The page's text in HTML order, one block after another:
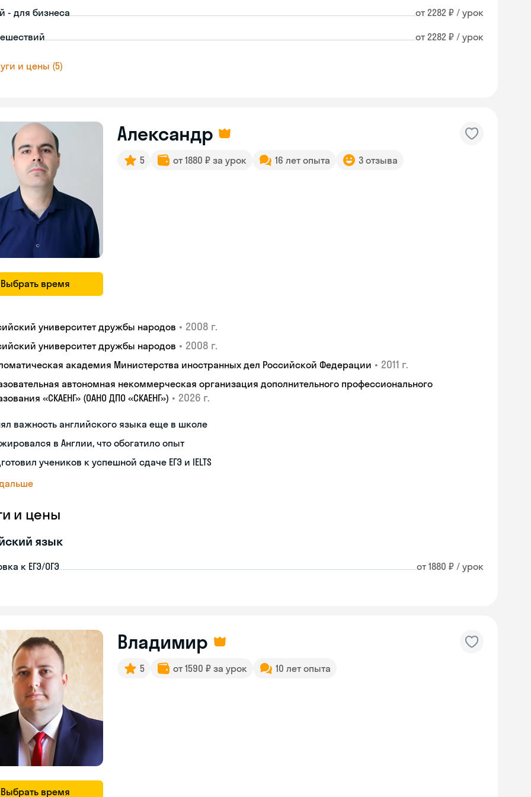
- для бизнеса от 2282 ₽ / урок
от 2282 ₽ / урок
и цены (5)
Выбрать время
Александр
5 от 1880 ₽ за урок 16 лет опыта 3 отзыва
университет дружбы народов • 2008 г.
университет дружбы народов • 2008 г.
академия Министерства иностранных дел Российской Федерации • 2011 г.
автономная некоммерческая организация дополнительного профессионального
«СКАЕНГ» (ОАНО ДПО «СКАЕНГ») • 2026 г.
важность английского языка еще в школе
в Англии, что обогатило опыт
учеников к успешной сдаче ЕГЭ и IELTS
и цены
язык
к ЕГЭ/ОГЭ от 1880 ₽ / урок
Выбрать время
Владимир
5 от 1590 ₽ за урок 10 лет опыта